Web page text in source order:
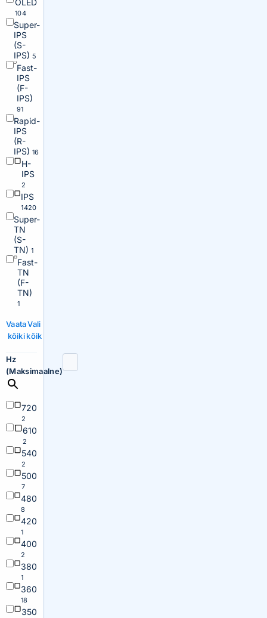
OLED
104
Super-
IPS
(S-
IPS) 5
Fast-
IPS
(F-
IPS)
91
Rapid-
IPS
(R-
IPS) 16
H-
IPS
2
IPS
1420
Super-
TN
(S-
TN) 1
Fast-
TN
(F-
TN)
1
Vaata
kõiki
Vali
kõik
Hz
(Maksimaalne)
720
2
610
2
540
2
500
7
480
8
420
1
400
2
380
1
360
18
350